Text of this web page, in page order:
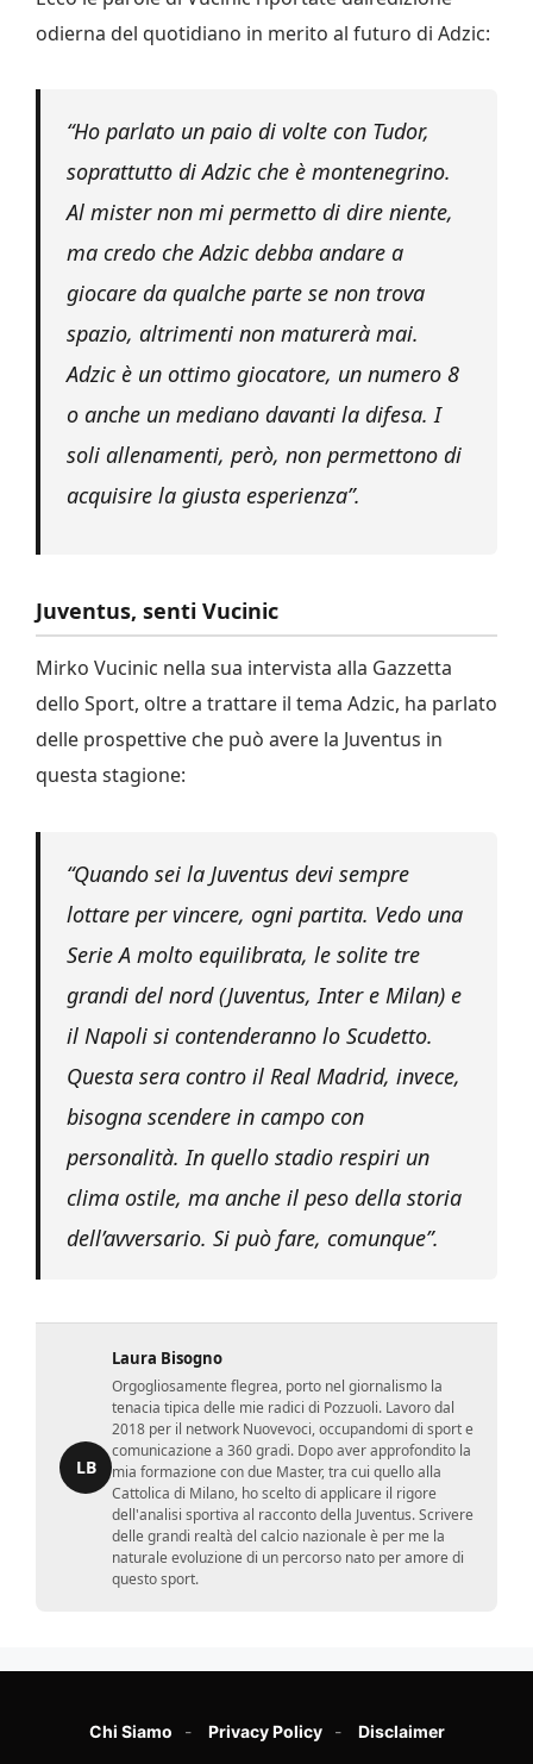
odierna del quotidiano in merito al futuro di Adzic:
“Ho parlato un paio di volte con Tudor,
soprattutto di Adzic che è montenegrino.
Al mister non mi permetto di dire niente,
ma credo che Adzic debba andare a
giocare da qualche parte se non trova
spazio, altrimenti non maturerà mai.
Adzic è un ottimo giocatore, un numero 8
o anche un mediano davanti la difesa. I
soli allenamenti, però, non permettono di
acquisire la giusta esperienza”.
Juventus, senti Vucinic
Mirko Vucinic nella sua intervista alla Gazzetta
dello Sport, oltre a trattare il tema Adzic, ha parlato
delle prospettive che può avere la Juventus in
questa stagione:
“Quando sei la Juventus devi sempre
lottare per vincere, ogni partita. Vedo una
Serie A molto equilibrata, le solite tre
grandi del nord (Juventus, Inter e Milan) e
il Napoli si contenderanno lo Scudetto.
Questa sera contro il Real Madrid, invece,
bisogna scendere in campo con
personalità. In quello stadio respiri un
clima ostile, ma anche il peso della storia
dell’avversario. Si può fare, comunque”.
LB
Laura Bisogno
Orgogliosamente flegrea, porto nel giornalismo la
tenacia tipica delle mie radici di Pozzuoli. Lavoro dal
2018 per il network Nuovevoci, occupandomi di sport e
comunicazione a 360 gradi. Dopo aver approfondito la
mia formazione con due Master, tra cui quello alla
Cattolica di Milano, ho scelto di applicare il rigore
dell'analisi sportiva al racconto della Juventus. Scrivere
delle grandi realtà del calcio nazionale è per me la
naturale evoluzione di un percorso nato per amore di
questo sport.
Chi Siamo Privacy Policy Disclaimer